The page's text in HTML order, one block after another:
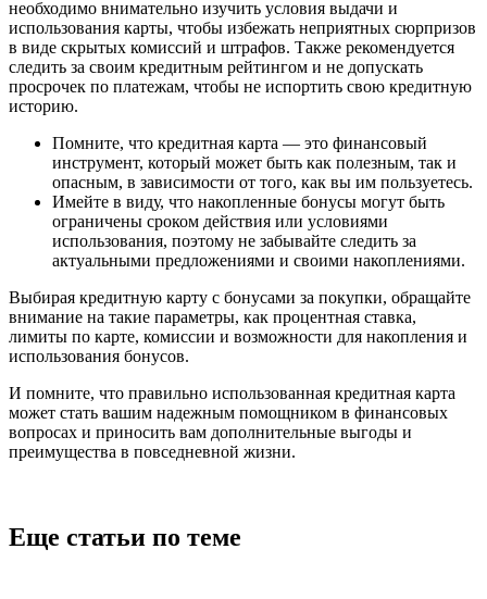
необходимо внимательно изучить условия выдачи и
использования карты, чтобы избежать неприятных сюрпризов
в виде скрытых комиссий и штрафов. Также рекомендуется
следить за своим кредитным рейтингом и не допускать
просрочек по платежам, чтобы не испортить свою кредитную
историю.
Помните, что кредитная карта — это финансовый
инструмент, который может быть как полезным, так и
опасным, в зависимости от того, как вы им пользуетесь.
Имейте в виду, что накопленные бонусы могут быть
ограничены сроком действия или условиями
использования, поэтому не забывайте следить за
актуальными предложениями и своими накоплениями.
Выбирая кредитную карту с бонусами за покупки, обращайте
внимание на такие параметры, как процентная ставка,
лимиты по карте, комиссии и возможности для накопления и
использования бонусов.
И помните, что правильно использованная кредитная карта
может стать вашим надежным помощником в финансовых
вопросах и приносить вам дополнительные выгоды и
преимущества в повседневной жизни.
Еще статьи по теме